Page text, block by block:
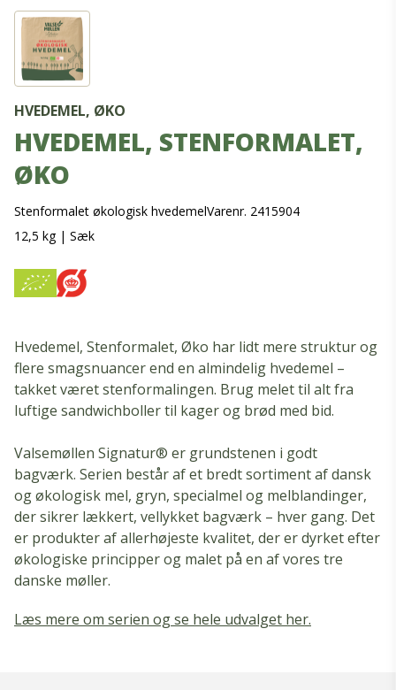
HVEDEMEL, ØKO
HVEDEMEL, STENFORMALET,
ØKO
Stenformalet økologisk hvedemelVarenr. 2415904
12,5 kg | Sæk
Hvedemel, Stenformalet, Øko har lidt mere struktur og
flere smagsnuancer end en almindelig hvedemel –
takket været stenformalingen. Brug melet til alt fra
luftige sandwichboller til kager og brød med bid.
Valsemøllen Signatur® er grundstenen i godt
bagværk. Serien består af et bredt sortiment af dansk
og økologisk mel, gryn, specialmel og melblandinger,
der sikrer lækkert, vellykket bagværk – hver gang. Det
er produkter af allerhøjeste kvalitet, der er dyrket efter
økologiske principper og malet på en af vores tre
danske møller.
Læs mere om serien og se hele udvalget her.